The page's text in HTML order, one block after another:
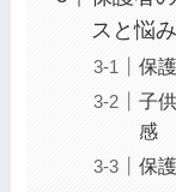
スと悩み
保
子
感
保